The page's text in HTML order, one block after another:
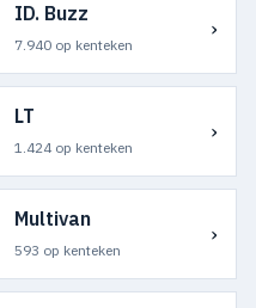
ID. Buzz
7.940 op kenteken
›
LT
1.424 op kenteken
›
Multivan
593 op kenteken
›